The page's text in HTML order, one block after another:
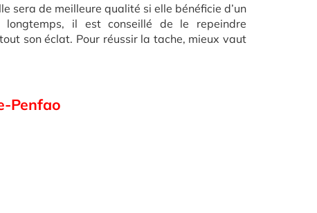
sera de meilleure qualité si elle bénéficie d’un
il est conseillé de le repeindre
son éclat. Pour réussir la tache, mieux vaut
Penfao